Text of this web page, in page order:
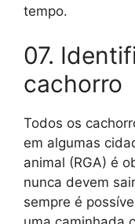
tempo.
07.
cachorro
Todos os
em algumas
animal (RGA) é
nunca devem
sempre é